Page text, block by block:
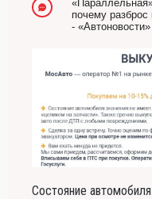
почему
- «Автоновости»
Состояние